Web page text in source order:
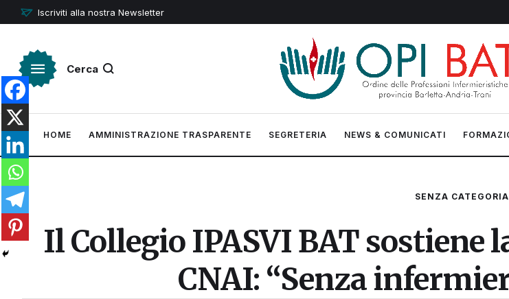
Iscriviti alla nostra Newsletter
Cerca
HOME AMMINISTRAZIONE TRASPARENTE SEGRETERIA NEWS & COMUNICATI
SENZA CATEGORIA
Il Collegio IPASVI BAT sostiene
CNAI: “Senza